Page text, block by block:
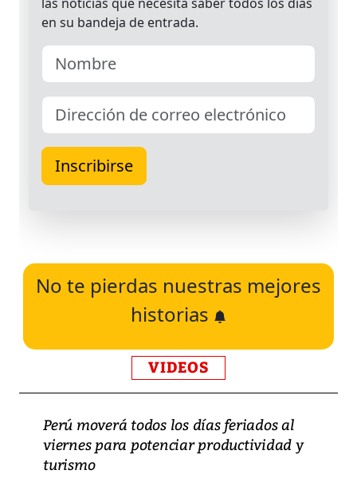
No te pierdas nuestras mejores
historias
VIDEOS
Perú moverá todos los días feriados al
viernes para potenciar productividad y
turismo